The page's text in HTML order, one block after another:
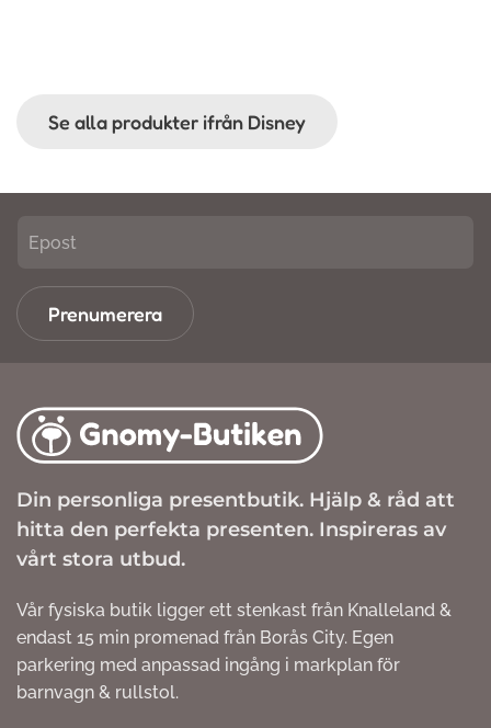
Se alla produkter ifrån Disney
Prenumerera
Din personliga presentbutik. Hjälp & råd att
hitta den perfekta presenten. Inspireras av
vårt stora utbud.
Vår fysiska butik ligger ett stenkast från Knalleland &
endast 15 min promenad från Borås City. Egen
parkering med anpassad ingång i markplan för
barnvagn & rullstol.